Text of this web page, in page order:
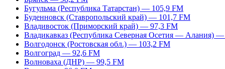
Бугульма (Республика Татарстан) — 105,9 FM
Буденновск (Ставропольский край) — 101,7 FM
Владивосток (Приморский край) — 97,3 FM
Владикавказ (Республика Северная Осетия — Алания)
Волгодонск (Ростовская обл.) — 103,2 FM
Волгоград — 92,6 FM
Волноваха (ДНР) — 99,5 FM